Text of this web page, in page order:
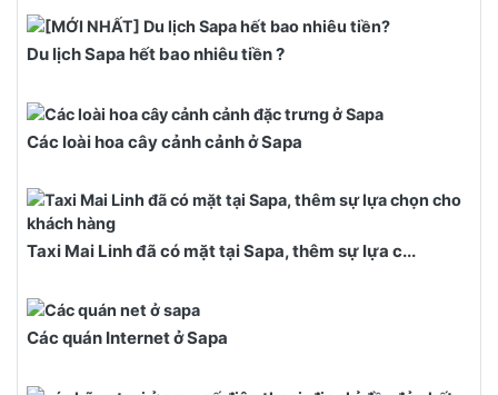
Du lịch Sapa hết bao nhiêu tiền ?
Các loài hoa cây cảnh cảnh ở Sapa
Taxi Mai Linh đã có mặt tại Sapa, thêm sự lựa c...
Các quán Internet ở Sapa